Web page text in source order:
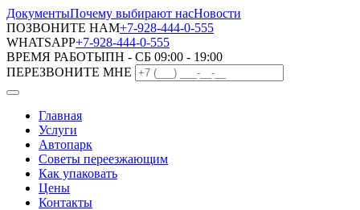
ДокументыПочему выбирают насНовости
ПОЗВОНИТЕ НАМ+7-928-444-0-555
WHATSAPP+7-928-444-0-555
ВРЕМЯ РАБОТЫПН - СБ 09:00 - 19:00
ПЕРЕЗВОНИТЕ МНЕ
Главная
Услуги
Автопарк
Советы переезжающим
Как упаковать
Цены
Контакты